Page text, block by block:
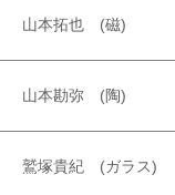
山本拓也 (磁)
山本勘弥 (陶)
鷲塚貴紀 (ガラス)